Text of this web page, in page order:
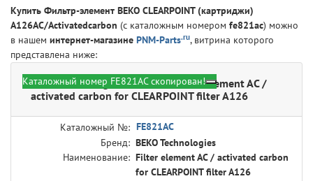
Купить Фильтр-элемент BEKO CLEARPOINT (картриджи)
A126AC/Activatedcarbon (с каталожным номером fe821ac) можно
в нашем интернет-магазине PNM-Parts.ru, витрина которого
представлена ниже:
BEKO Technologies FE821AC - Filter element AC /
activated carbon for CLEARPOINT filter A126
Каталожный №: FE821AC
Бренд: BEKO Technologies
Наименование: Filter element AC / activated carbon
for CLEARPOINT filter A126
Каталожный номер FE821AC скопирован!